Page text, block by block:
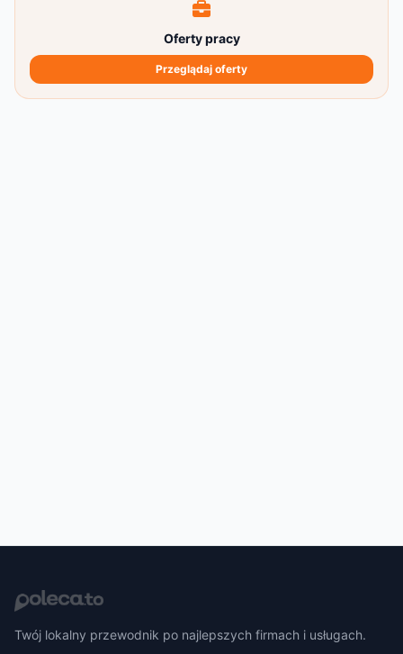
Oferty pracy
Przeglądaj oferty
Twój lokalny przewodnik po najlepszych firmach i usługach.